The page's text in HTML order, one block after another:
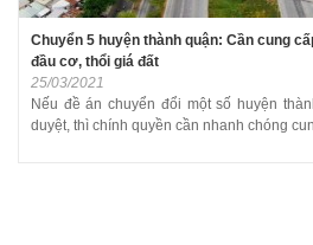
Chuyển 5 huyện thành quận: Cần cung
đầu cơ, thổi giá đất
25/03/2021
Nếu đề án chuyển đổi một số huyện
duyệt, thì chính quyền cần nhanh chóng